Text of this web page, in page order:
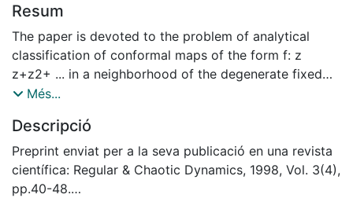
Resum
The paper is devoted to the problem of analytical
classification of conformal maps of the form f: z
z+z2+ ... in a neighborhood of the degenerate fixed
point z=0. It is shown that the analytical invariants,
be considered as a measure of splitting for stable and
unstable (semi-)invariant foliations associated with the
fixed point. This splitting is exponentially small with
respect to the distance to the fixed point.
Més...
Descripció
Preprint enviat per a la seva publicació en una revista
científica: Regular & Chaotic Dynamics, 1998, Vol. 3(4),
pp.40-48.